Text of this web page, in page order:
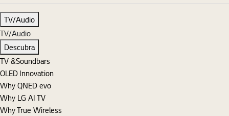
TV/Audio
TV/Audio
Descubra
TV &Soundbars
OLED Innovation
Why QNED evo
Why LG AI TV
Why True Wireless